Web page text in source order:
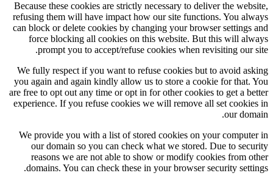
Because these cookies are strictly necessary to deliver the website,
refusing them will have impact how our site functions. You always
can block or delete cookies by changing your browser settings and
force blocking all cookies on this website. But this will always
prompt you to accept/refuse cookies when revisiting our site.
We fully respect if you want to refuse cookies but to avoid asking
you again and again kindly allow us to store a cookie for that. You
are free to opt out any time or opt in for other cookies to get a better
experience. If you refuse cookies we will remove all set cookies in
our domain.
We provide you with a list of stored cookies on your computer in
our domain so you can check what we stored. Due to security
reasons we are not able to show or modify cookies from other
domains. You can check these in your browser security settings.